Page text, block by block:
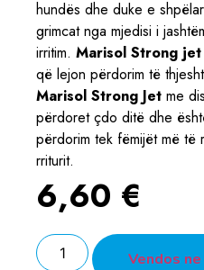
hundës dhe duke e
grimcat nga mjedisi i
irritim. Marisol Strong jet
që lejon përdorim të
Marisol Strong Jet me
përdoret çdo ditë dhe
përdorim tek fëmijët më
rriturit.
6,60 €
Vendos